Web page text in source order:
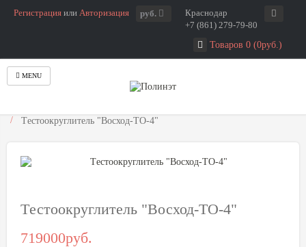
Регистрация или Авторизация руб.
Краснодар
+7 (861) 279-79-80
Товаров 0 (0руб.)
MENU
Tестоокруглитель "Восход-ТО-4"
Tестоокруглитель "Восход-ТО-4"
719000руб.